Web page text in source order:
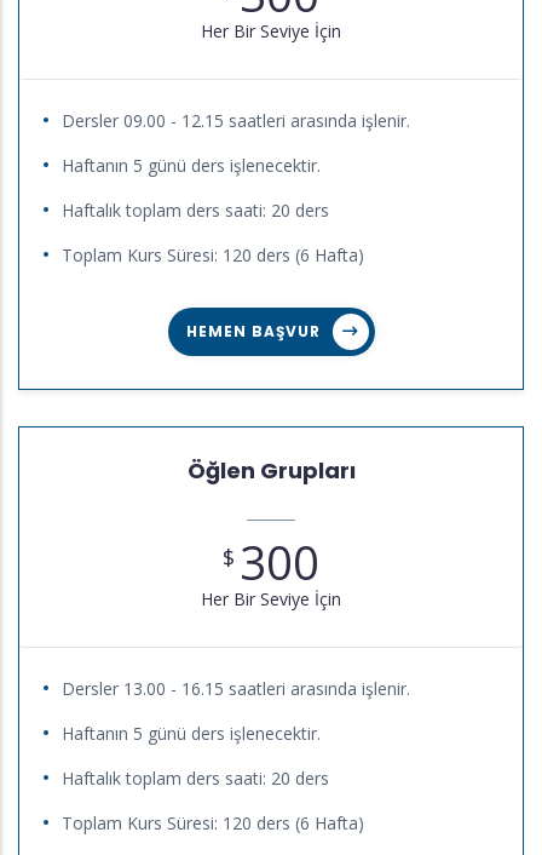
Her Bir Seviye İçin
Dersler 09.00 - 12.15 saatleri arasında işlenir.
Haftanın 5 günü ders işlenecektir.
Haftalık toplam ders saati: 20 ders
Toplam Kurs Süresi: 120 ders (6 Hafta)
HEMEN BAŞVUR
Öğlen Grupları
$ 300
Her Bir Seviye İçin
Dersler 13.00 - 16.15 saatleri arasında işlenir.
Haftanın 5 günü ders işlenecektir.
Haftalık toplam ders saati: 20 ders
Toplam Kurs Süresi: 120 ders (6 Hafta)